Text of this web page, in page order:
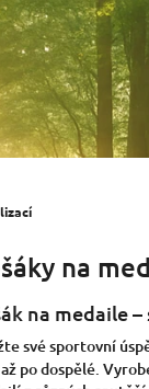
na
na medaile
své sportovní
po dospělé.